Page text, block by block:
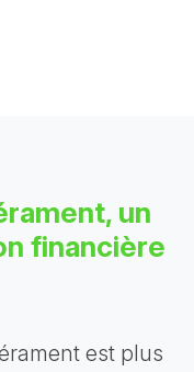
un
financière
est plus